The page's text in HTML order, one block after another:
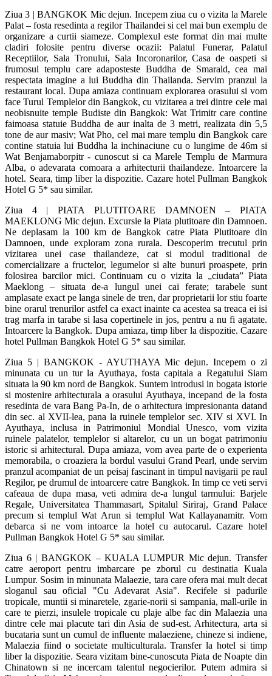
Ziua 3 | BANGKOK Mic dejun. Incepem ziua cu o vizita la Marele
Palat – fosta resedinta a regilor Thailandei si cel mai bun exemplu de
organizare a curtii siameze. Complexul este format din mai multe
cladiri folosite pentru diverse ocazii: Palatul Funerar, Palatul
Receptiilor, Sala Tronului, Sala Incoronarilor, Casa de oaspeti si
frumosul templu care adaposteste Buddha de Smarald, cea mai
respectata imagine a lui Buddha din Thailanda. Servim pranzul la
restaurant local. Dupa amiaza continuam explorarea orasului si vom
face Turul Templelor din Bangkok, cu vizitarea a trei dintre cele mai
neobisnuite temple Budiste din Bangkok: Wat Trimitr care contine
faimoasa statuie Buddha de aur inalta de 3 metri, realizata din 5,5
tone de aur masiv; Wat Pho, cel mai mare templu din Bangkok care
contine statuia lui Buddha la inchinaciune cu o lungime de 46m si
Wat Benjamaborpitr - cunoscut si ca Marele Templu de Marmura
Alba, o adevarata comoara a arhitecturii thailandeze. Intoarcere la
hotel. Seara, timp liber la dispozitie. Cazare hotel Pullman Bangkok
Hotel G 5* sau similar.
Ziua 4 | PIATA PLUTITOARE DAMNOEN – PIATA
MAEKLONG Mic dejun. Excursie la Piata plutitoare din Damnoen.
Ne deplasam la 100 km de Bangkok catre Piata Plutitoare din
Damnoen, unde exploram zona rurala. Descoperim trecutul prin
vizitarea unei case thailandeze, cat si modul traditional de
comercializare a fructelor, legumelor si alte bunuri proaspete, prin
folosirea barcilor mici. Continuam cu o vizita la „ciudata” Piata
Maeklong – situata de-a lungul unei cai ferate; tarabele sunt
amplasate exact pe langa sinele de tren, dar proprietarii lor stiu foarte
bine orarul trenurilor astfel ca exact inainte ca acestea sa treaca ei isi
trag marfa in tarabe si lasa copertinele in jos, pentru a nu fi agatate.
Intoarcere la Bangkok. Dupa amiaza, timp liber la dispozitie. Cazare
hotel Pullman Bangkok Hotel G 5* sau similar.
Ziua 5 | BANGKOK - AYUTHAYA Mic dejun. Incepem o zi
minunata cu un tur la Ayuthaya, fosta capitala a Regatului Siam
situata la 90 km nord de Bangkok. Suntem introdusi in bogata istorie
si mostenire arhitecturala a orasului Ayuthaya, incepand de la fosta
resedinta de vara Bang Pa-In, de o arhitectura impresionanta datand
din sec. al XVII-lea, pana la ruinele templelor sec. XIV si XVI. In
Ayuthaya, inclusa in Patrimoniul Mondial Unesco, vom vizita
ruinele palatelor, templelor si altarelor, cu un un bogat patrimoniu
istoric si arhitectural. Dupa amiaza, vom avea parte de o experienta
memorabila, o croaziera la bordul vasului Grand Pearl, unde servim
pranzul acompaniat de un peisaj fascinant in timpul navigarii pe raul
Regilor, pe drumul de intoarcere catre Bangkok. In timp ce veti servi
cafeaua de dupa masa, veti admira de-a lungul tarmului: Barjele
Regale, Universitatea Thammasart, Spitalul Siriraj, Grand Palace
precum si templul Wat Arun si templul Wat Kallayanamitr. Vom
debarca si ne vom intoarce la hotel cu autocarul. Cazare hotel
Pullman Bangkok Hotel G 5* sau similar.
Ziua 6 | BANGKOK – KUALA LUMPUR Mic dejun. Transfer
catre aeroport pentru imbarcare pe zborul cu destinatia Kuala
Lumpur. Sosim in minunata Malaezie, tara care ofera mai mult decat
sloganul sau oficial "Cu Adevarat Asia". Recifele si padurile
tropicale, muntii si minaretele, zgarie-norii si sampania, mall-urile in
care te pierzi, insulele tropicale cu plaje albe fac din Malaezia una
dintre cele mai placute tari din Asia de sud-est. Arhitectura, arta si
bucataria sunt un cumul de influente malaeziene, chineze si indiene,
Malaezia fiind o societate multiculturala. Transfer la hotel si timp
liber la dispozitie. Seara vizitam bine-cunoscuta Piata de Noapte din
Chinatown si ne incercam talentul negocierilor. Putem admira si